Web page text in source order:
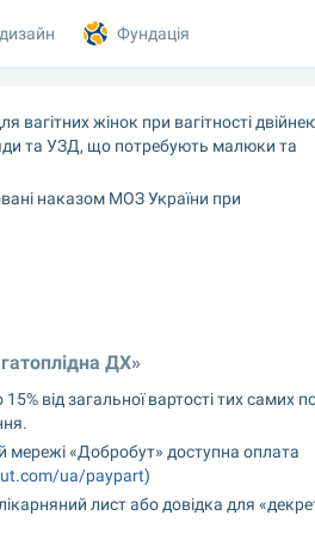
вагітних жінок при вагітності
та УЗД, що потребують малюки та
наказом МОЗ України при
ДХ»
від загальної вартості тих самих
мережі «Добробут» доступна оплата
ua/paypart)
лист або довідка для
Фундація